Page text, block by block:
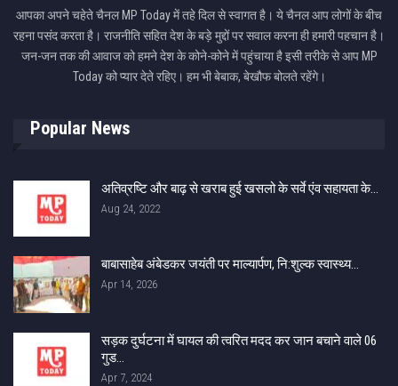
आपका अपने चहेते चैनल MP Today में तहे दिल से स्वागत है। ये चैनल आप लोगों के बीच
रहना पसंद करता है। राजनीति सहित देश के बड़े मुद्दों पर सवाल करना ही हमारी पहचान है।
जन-जन तक की आवाज को हमने देश के कोने-कोने में पहुंचाया है इसी तरीके से आप MP
Today को प्यार देते रहिए। हम भी बेबाक, बेखौफ बोलते रहेंगे।
Popular News
अतिव्रष्टि और बाढ़ से खराब हुई खसलो के सर्वे एंव सहायता के…
Aug 24, 2022
बाबासाहेब अंबेडकर जयंती पर माल्यार्पण, नि:शुल्क स्वास्थ्य…
Apr 14, 2026
सड़क दुर्घटना में घायल की त्वरित मदद कर जान बचाने वाले 06
गुड…
Apr 7, 2024